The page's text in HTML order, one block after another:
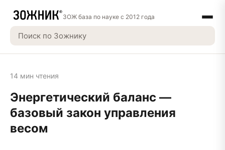
ЗОЖ база по науке с 2012 года
14 мин чтения
Энергетический баланс —
базовый закон управления
весом